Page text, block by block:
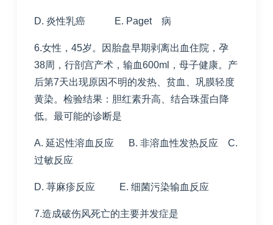
D. 炎性乳癌 E. Paget 病
6.女性，45岁。因胎盘早期剥离出血住院，孕
38周，行剖宫产术，输血600ml，母子健康。产
后第7天出现原因不明的发热、贫血、巩膜轻度
黄染。检验结果：胆红素升高、结合珠蛋白降
低。最可能的诊断是
A. 延迟性溶血反应 B. 非溶血性发热反应 C.
过敏反应
D. 荨麻疹反应 E. 细菌污染输血反应
7.造成破伤风死亡的主要并发症是